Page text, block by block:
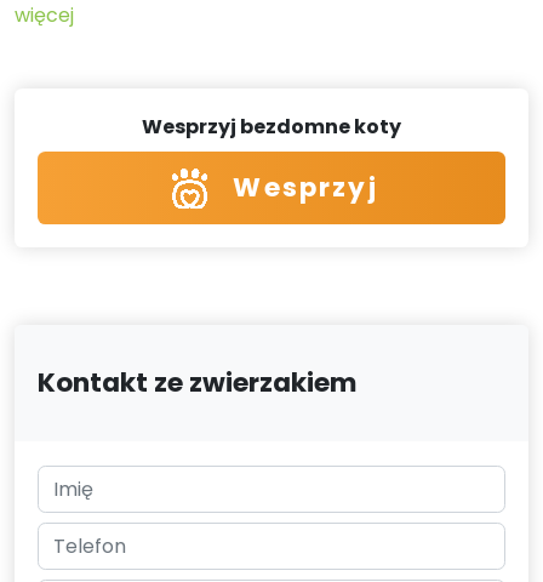
więcej
Wesprzyj bezdomne koty
Wesprzyj
Kontakt ze zwierzakiem